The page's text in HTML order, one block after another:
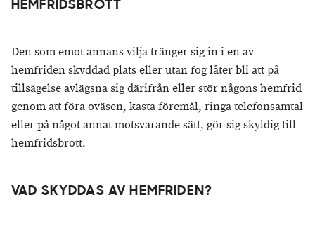
HEMFRIDSBROTT
Den som emot annans vilja tränger sig in i en av
hemfriden skyddad plats eller utan fog låter bli att på
tillsägelse avlägsna sig därifrån eller stör någons hemfrid
genom att föra oväsen, kasta föremål, ringa telefonsamtal
eller på något annat motsvarande sätt, gör sig skyldig till
hemfridsbrott.
VAD SKYDDAS AV HEMFRIDEN?